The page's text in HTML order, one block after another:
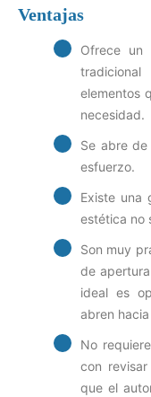
Ventajas
Ofrece un
elementos
necesidad.
Se abre
esfuerzo.
Existe una
estética no
Son muy
de
ideal es
abren
No
con
que el